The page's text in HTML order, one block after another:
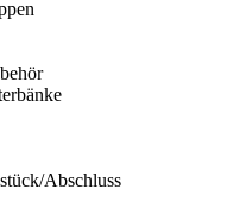
Abschluss